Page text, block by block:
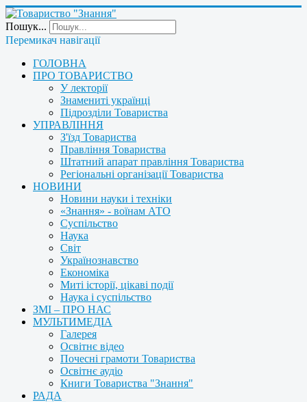
Пошук...
Перемикач навігації
ГОЛОВНА
ПРО ТОВАРИСТВО
У лекторії
Знамениті українці
Підрозділи Товариства
УПРАВЛІННЯ
З'їзд Товариства
Правління Товариства
Штатний апарат правління Товариства
Регіональні організації Товариства
НОВИНИ
Новини науки і техніки
«Знання» - воїнам АТО
Суспільство
Наука
Світ
Українознавство
Економіка
Миті історії, цікаві події
Наука і суспільство
ЗМІ – ПРО НАС
МУЛЬТИМЕДІА
Галерея
Освітнє відео
Почесні грамоти Товариства
Освітнє аудіо
Книги Товариства "Знання"
РАДА